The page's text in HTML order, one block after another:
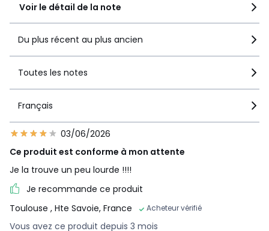
Voir le détail de la note
Du plus récent au plus ancien
Toutes les notes
Français
03/06/2026
Ce produit est conforme à mon attente
Je la trouve un peu lourde !!!!
Je recommande ce produit
Toulouse , Hte Savoie, France Acheteur vérifié
Vous avez ce produit depuis 3 mois